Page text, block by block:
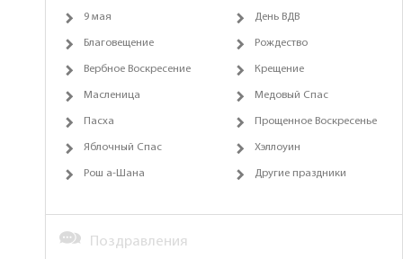
9 мая День ВДВ
Благовещение Рождество
Вербное Воскресение Крещение
Масленица Медовый Спас
Пасха Прощенное Воскресенье
Яблочный Спас Хэллоуин
Рош а-Шана Другие праздники
Поздравления